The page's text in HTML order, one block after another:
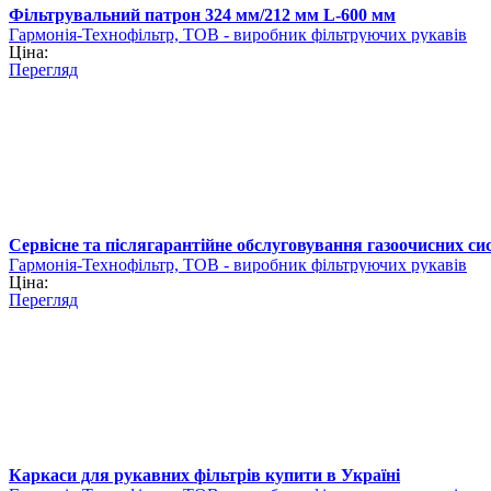
Фільтрувальний патрон 324 мм/212 мм L-600 мм
Гармонія-Технофільтр, ТОВ - виробник фільтруючих рукавів
Ціна:
Перегляд
Сервісне та післягарантійне обслуговування газоочисних
Гармонія-Технофільтр, ТОВ - виробник фільтруючих рукавів
Ціна:
Перегляд
Каркаси для рукавних фільтрів купити в Україні